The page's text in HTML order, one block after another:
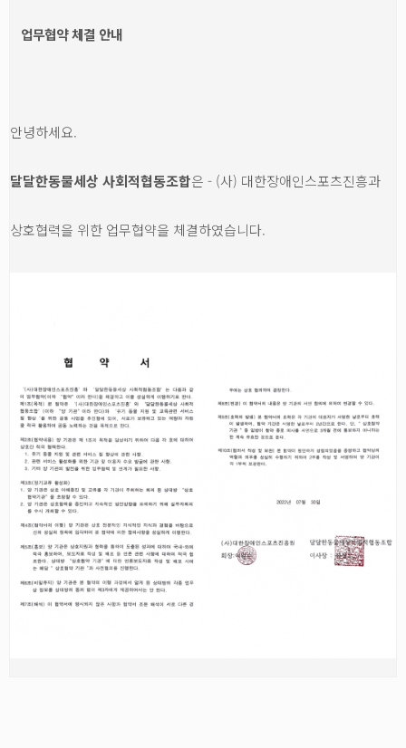
업무협약 체결 안내
안녕하세요.
달달한동물세상 사회적협동조합은 - (사) 대한장애인스포츠진흥과
상호협력을 위한 업무협약을 체결하였습니다.